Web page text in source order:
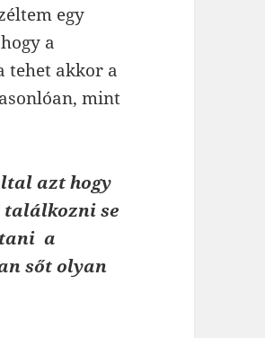
egy
a
tehet akkor a
mint
azt hogy
találkozni se
a
sőt olyan